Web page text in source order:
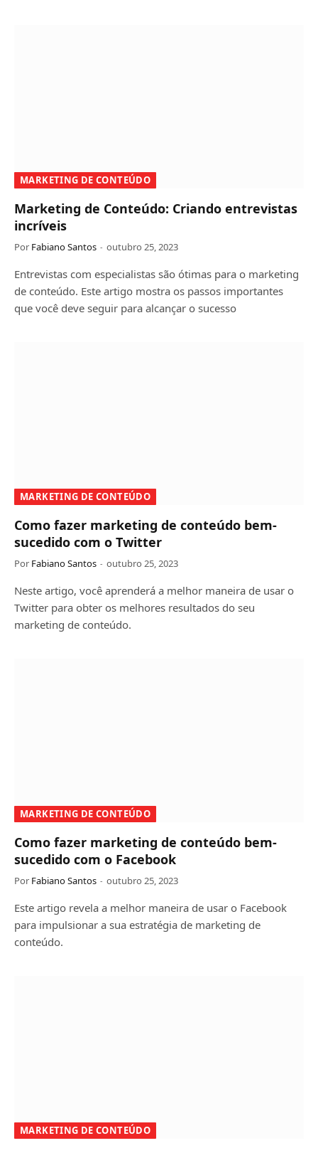
MARKETING DE CONTEÚDO
Marketing de Conteúdo: Criando entrevistas
incríveis
Por Fabiano Santos outubro 25, 2023
Entrevistas com especialistas são ótimas para o marketing
de conteúdo. Este artigo mostra os passos importantes
que você deve seguir para alcançar o sucesso
MARKETING DE CONTEÚDO
Como fazer marketing de conteúdo bem-
sucedido com o Twitter
Por Fabiano Santos outubro 25, 2023
Neste artigo, você aprenderá a melhor maneira de usar o
Twitter para obter os melhores resultados do seu
marketing de conteúdo.
MARKETING DE CONTEÚDO
Como fazer marketing de conteúdo bem-
sucedido com o Facebook
Por Fabiano Santos outubro 25, 2023
Este artigo revela a melhor maneira de usar o Facebook
para impulsionar a sua estratégia de marketing de
conteúdo.
MARKETING DE CONTEÚDO